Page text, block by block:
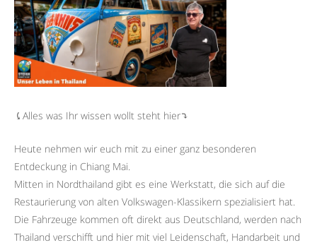
⤹Alles was Ihr wissen wollt steht hier⤵︎
Heute nehmen wir euch mit zu einer ganz besonderen
Entdeckung in Chiang Mai.
Mitten in Nordthailand gibt es eine Werkstatt, die sich auf die
Restaurierung von alten Volkswagen-Klassikern spezialisiert hat.
Die Fahrzeuge kommen oft direkt aus Deutschland, werden nach
Thailand verschifft und hier mit viel Leidenschaft, Handarbeit und